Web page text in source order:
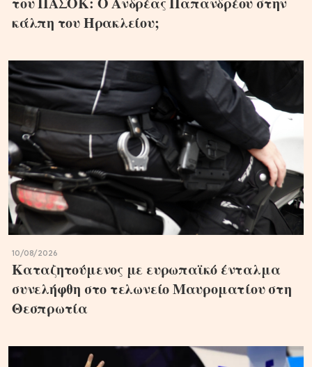
κάλπη του Ηρακλείου;
10/08/2026
Καταζητούμενος με ευρωπαϊκό ένταλμα
συνελήφθη στο τελωνείο Μαυροματίου στη
Θεσπρωτία